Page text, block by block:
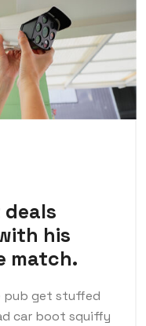
his
match.
pub get stuffed
car boot squiffy